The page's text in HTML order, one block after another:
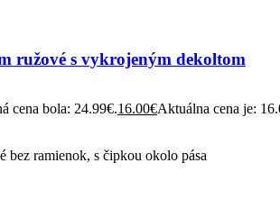
ružové s vykrojeným dekoltom
cena bola: 24.99€.16.00€Aktuálna cena je: